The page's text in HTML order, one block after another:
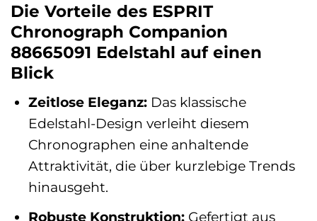
Die Vorteile des ESPRIT
Chronograph Companion
88665091 Edelstahl auf einen
Blick
Zeitlose Eleganz:Das klassische
Edelstahl-Design verleiht diesem
Chronographen eine anhaltende
Attraktivität, die über kurzlebige Trends
hinausgeht.
Robuste Konstruktion:Gefertigt aus